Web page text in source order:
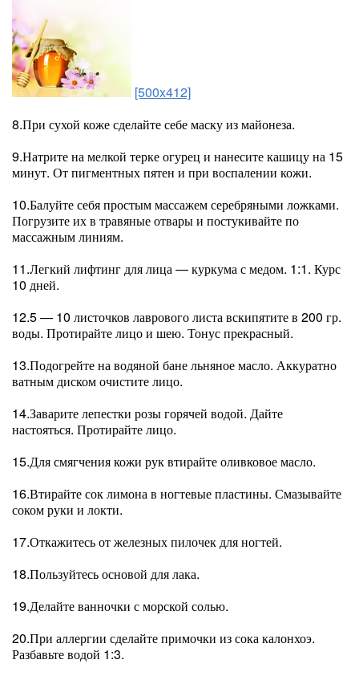
[500x412]
8.При сухой коже сделайте себе маску из майонеза.
9.Натрите на мелкой терке огурец и нанесите кашицу на 15
минут. От пигментных пятен и при воспалении кожи.
10.Балуйте себя простым массажем серебряными ложками.
Погрузите их в травяные отвары и постукивайте по
массажным линиям.
11.Легкий лифтинг для лица — куркума с медом. 1:1. Курс
10 дней.
12.5 — 10 листочков лаврового листа вскипятите в 200 гр.
воды. Протирайте лицо и шею. Тонус прекрасный.
13.Подогрейте на водяной бане льняное масло. Аккуратно
ватным диском очистите лицо.
14.Заварите лепестки розы горячей водой. Дайте
настояться. Протирайте лицо.
15.Для смягчения кожи рук втирайте оливковое масло.
16.Втирайте сок лимона в ногтевые пластины. Смазывайте
соком руки и локти.
17.Откажитесь от железных пилочек для ногтей.
18.Пользуйтесь основой для лака.
19.Делайте ванночки с морской солью.
20.При аллергии сделайте примочки из сока калонхоэ.
Разбавьте водой 1:3.